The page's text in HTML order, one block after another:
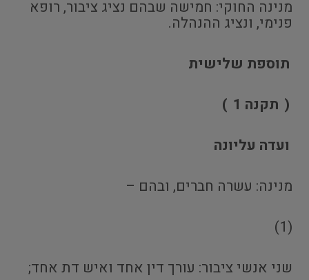
מנינה החוקי: חמישה שבהם נציג ציבור, רופא
פנימי, ונציג ההנהלה.
תוספת שלישית
( תקנה 1
)
ועדה עליונה
מנינה: עשרה חברים, ובהם –
(1)
שני אנשי ציבור: עורך דין אחד ואיש דת אחד;